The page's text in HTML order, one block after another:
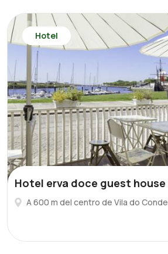
Hotel
Hotel erva doce guest house
A 600 m del centro de Vila do Conde